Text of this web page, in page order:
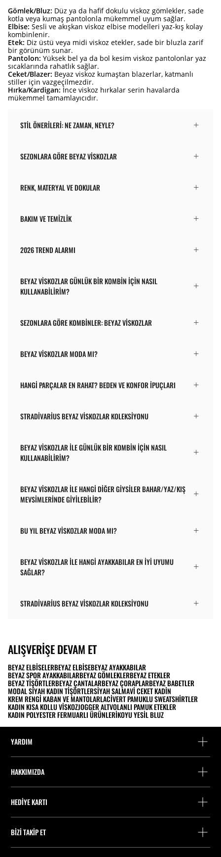
Gömlek/Bluz: Düz ya da hafif dokulu viskoz gömlekler, sade
kotla veya kumaş pantolonla mükemmel uyum sağlar.
Elbise: Sesli ve akışkan viskoz elbise modelleri yaz-kış kolay
kombinlenir.
Etek: Diz üstü veya midi viskoz etekler, sade bir bluzla zarif
bir görünüm sunar.
Pantolon: Yüksek bel ya da bol kesim viskoz pantolonlar yaz
sıcaklarında rahatlık sağlar.
Ceket/Blazer: Beyaz viskoz kumaştan blazerlar, katmanlı
stiller için vazgeçilmezdir.
Hırka/Kardigan: İnce viskoz hırkalar serin havalarda
mükemmel tamamlayıcıdır.
STIL ÖNERILERI: NE ZAMAN, NEYLE?
SEZONLARA GÖRE BEYAZ VISKOZLAR
RENK, MATERYAL VE DOKULAR
BAKIM VE TEMIZLIK
2026 TREND ALARMI
BEYAZ VISKOZLAR GÜNLÜK BIR KOMBIN IÇIN NASIL
KULLANABILIRIM?
SEZONLARA GÖRE KOMBINLER: BEYAZ VISKOZLAR
BEYAZ VISKOZLAR MODA MI?
HANGI PARÇALAR EN RAHAT? BEDEN VE KONFOR IPUÇLARI
STRADIVARIUS BEYAZ VISKOZLAR KOLEKSIYONU
BEYAZ VISKOZLAR ILE GÜNLÜK BIR KOMBIN IÇIN NASIL
KULLANABILIRIM?
BEYAZ VISKOZLAR ILE HANGI DIĞER GIYSILER BAHAR/YAZ/KIŞ
MEVSIMLERINDE GIYILEBILIR?
BU YIL BEYAZ VISKOZLAR MODA MI?
BEYAZ VISKOZLAR ILE HANGI AYAKKABILAR EN IYI UYUMU
SAĞLAR?
STRADIVARIUS BEYAZ VISKOZLAR KOLEKSIYONU
ALIŞVERIŞE DEVAM ET
BEYAZ ELBISELERBEYAZ ELBISEBEYAZ AYAKKABILAR
BEYAZ SPOR AYAKKABILARBEYAZ GÖMLEKLERBEYAZ ETEKLER
BEYAZ TIŞÖRTLERBEYAZ ÇANTALARBEYAZ ÇORAPLARBEYAZ BABETLER
MODAL SIYAH KADIN TIŞÖRTLERSIYAH SALMAVI CEKET KADIN
KREM RENGI KABAN VE MANTOLARLACIVERT PAMUKLU SWEATSHIRTLER
KADIN KISA KOLLU VISKOZJOGGER ALTVOLANLI PAMUK ETEKLER
KADIN POLYESTER FERMUARLI ÜRÜNLERIKOYU YESIL BLUZ
YARDIM
Siparişi takip edin
Fişini bul
HAKKIMIZDA
Stradivarius'ta Çalışmak
HEDIYE KARTI
Hediye Kartı Satın Alma
BIZI TAKIP ET